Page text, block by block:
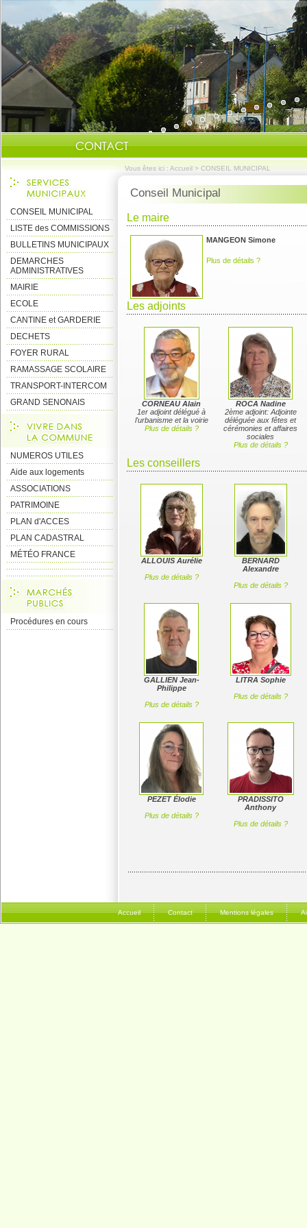
Vous êtes ici : Accueil > CONSEIL MUNICIPAL
CONSEIL MUNICIPAL
LISTE des COMMISSIONS
BULLETINS MUNICIPAUX
DEMARCHES
ADMINISTRATIVES
MAIRIE
ECOLE
CANTINE et GARDERIE
DECHETS
FOYER RURAL
RAMASSAGE SCOLAIRE
TRANSPORT-INTERCOM
GRAND SENONAIS
NUMEROS UTILES
Aide aux logements
ASSOCIATIONS
PATRIMOINE
PLAN d'ACCES
PLAN CADASTRAL
MÉTÉO FRANCE
Procédures en cours
Conseil Municipal
Le maire
MANGEON Simone
Plus de détails ?
Les adjoints
CORNEAU Alain
1er adjoint délégué à
l'urbanisme et la voirie
Plus de détails ?
ROCA Nadine
2ème adjoint: Adjointe
déléguée aux fêtes et
cérémonies et affaires
sociales
Plus de détails ?
Les conseillers
ALLOUIS Aurélie
Plus de détails ?
BERNARD
Alexandre
Plus de détails ?
GALLIEN Jean-
Philippe
Plus de détails ?
LITRA Sophie
Plus de détails ?
PEZET Élodie
Plus de détails ?
PRADISSITO
Anthony
Plus de détails ?
Accueil Contact Mentions légales